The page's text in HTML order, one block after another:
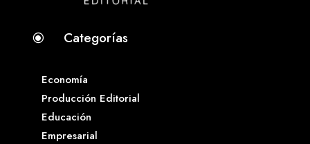
\ Categorías
Economía
Producción Editorial
Educación
Empresarial